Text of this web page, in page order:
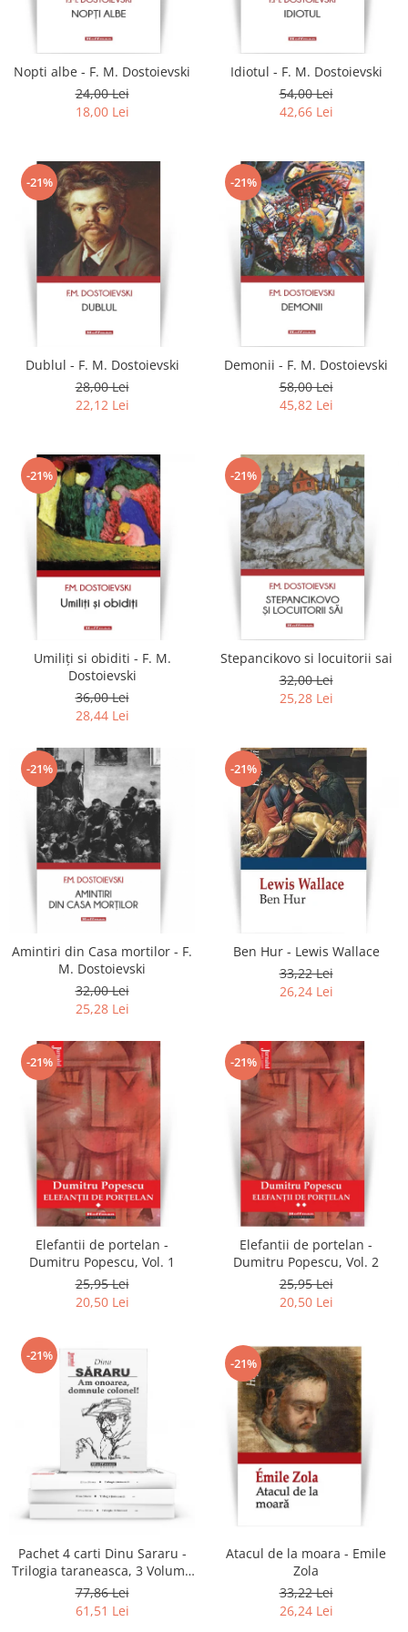
Literatura
Contemporana
Universala
Non-fictiune
Calatorii
Publicistica / Reportaje / Interviuri
Stiinte umaniste
Sociologie si filozofie
Nopti albe - F. M. Dostoievski
24,00 Lei
18,00 Lei
Idiotul - F. M. Dostoievski
54,00 Lei
42,66 Lei
-21%
Dublul - F. M. Dostoievski
28,00 Lei
22,12 Lei
-21%
Demonii - F. M. Dostoievski
58,00 Lei
45,82 Lei
-21%
Umiliți si obiditi - F. M.
Dostoievski
36,00 Lei
28,44 Lei
-21%
Stepancikovo si locuitorii sai
32,00 Lei
25,28 Lei
-21%
Amintiri din Casa mortilor - F.
M. Dostoievski
32,00 Lei
25,28 Lei
-21%
Ben Hur - Lewis Wallace
33,22 Lei
26,24 Lei
-21%
Elefantii de portelan -
Dumitru Popescu, Vol. 1
25,95 Lei
20,50 Lei
-21%
Elefantii de portelan -
Dumitru Popescu, Vol. 2
25,95 Lei
20,50 Lei
-21%
Pachet 4 carti Dinu Sararu -
Trilogia taraneasca, 3 Volume
+ Am onoarea, domnule
colonel!
77,86 Lei
61,51 Lei
-21%
Atacul de la moara - Emile
Zola
33,22 Lei
26,24 Lei